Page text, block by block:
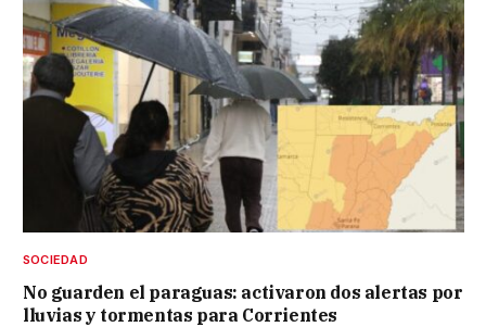
SOCIEDAD
No guarden el paraguas: activaron dos alertas por
lluvias y tormentas para Corrientes